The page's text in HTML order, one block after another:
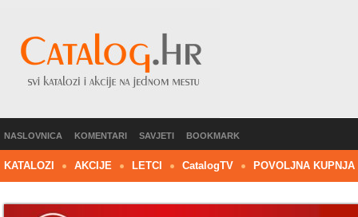
NASLOVNICA KOMENTARI SAVJETI BOOKMARK
KATALOZI AKCIJE LETCI CatalogTV POVOLJNA KUPNJA